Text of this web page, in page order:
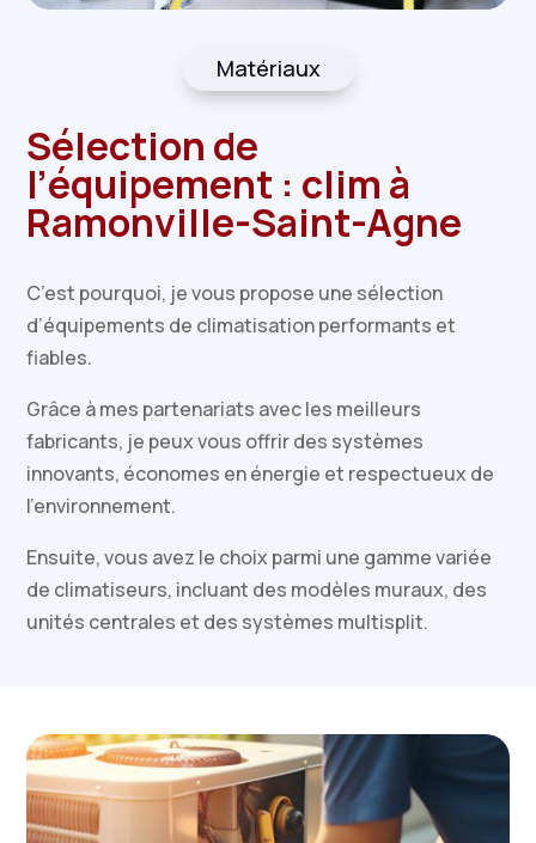
Matériaux
Sélection de
l’équipement : clim à
Ramonville-Saint-Agne
C’est pourquoi, je vous propose une sélection
d’équipements de climatisation performants et
fiables.
Grâce à mes partenariats avec les meilleurs
fabricants, je peux vous offrir des systèmes
innovants, économes en énergie et respectueux de
l’environnement.
Ensuite, vous avez le choix parmi une gamme variée
de climatiseurs, incluant des modèles muraux, des
unités centrales et des systèmes multisplit.